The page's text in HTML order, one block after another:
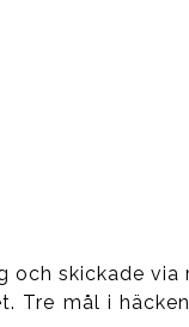
och skickade via
Tre mål i